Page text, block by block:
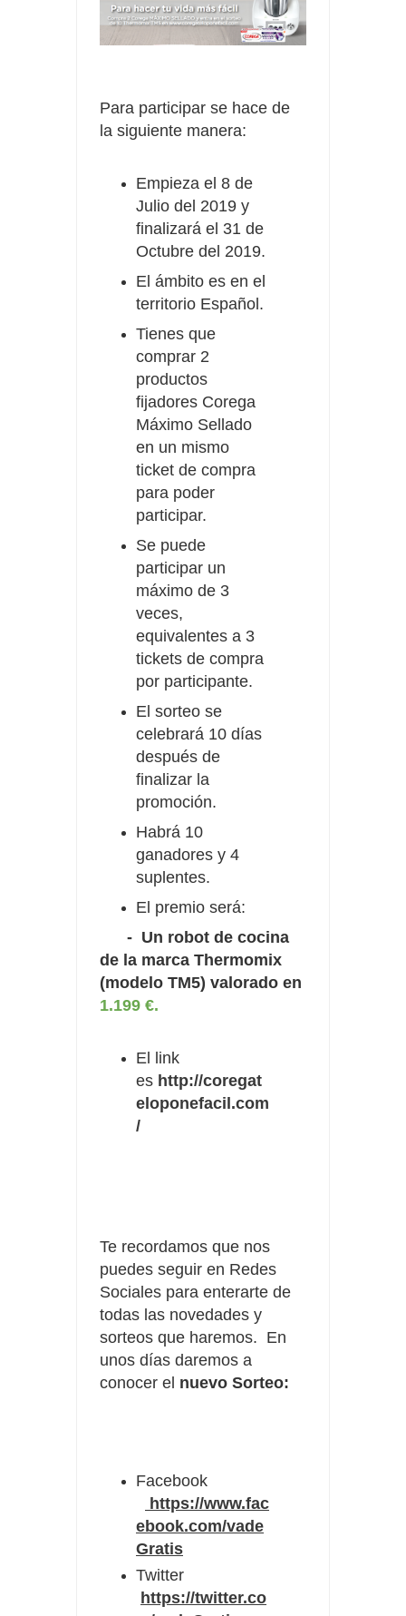
Para participar se hace de
la siguiente manera:
Empieza el 8 de
Julio del 2019 y
finalizará el 31 de
Octubre del 2019.
El ámbito es en el
territorio Español.
Tienes que
comprar 2
productos
fijadores Corega
Máximo Sellado
en un mismo
ticket de compra
para poder
participar.
Se puede
participar un
máximo de 3
veces,
equivalentes a 3
tickets de compra
por participante.
El sorteo se
celebrará 10 días
después de
finalizar la
promoción.
Habrá 10
ganadores y 4
suplentes.
El premio será:
- Un robot de cocina
de la marca Thermomix
(modelo TM5) valorado en
1.199 €.
El link
es http://coregat
eloponefacil.com
/
Te recordamos que nos
puedes seguir en Redes
Sociales para enterarte de
todas las novedades y
sorteos que haremos. En
unos días daremos a
conocer el nuevo Sorteo:
Facebook
https://www.fac
ebook.com/vade
Gratis
Twitter
https://twitter.co